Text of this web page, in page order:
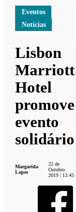
Eventos
Notícias
Lisbon
Marriott
Hotel
promove
evento
solidário
Margarida
Lopes
22 de
Outubro
2019 | 13:45